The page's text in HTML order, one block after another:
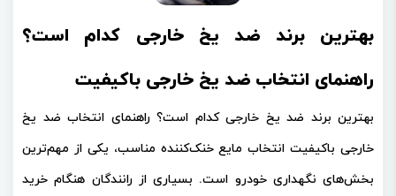
بهترین برند ضد یخ خارجی کدام است؟
راهنمای انتخاب ضد یخ خارجی باکیفیت
بهترین برند ضد یخ خارجی کدام است؟ راهنمای انتخاب ضد یخ
خارجی باکیفیت انتخاب مایع خنک‌کننده مناسب، یکی از مهم‌ترین
بخش‌های نگهداری خودرو است. بسیاری از رانندگان هنگام خرید